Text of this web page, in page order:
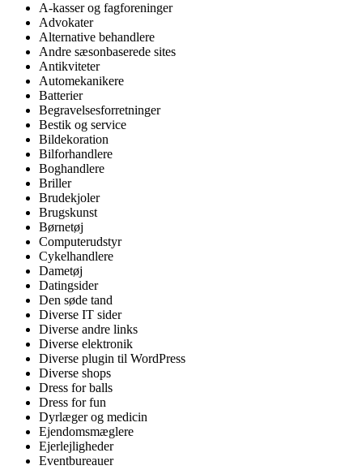
A-kasser og fagforeninger
Advokater
Alternative behandlere
Andre sæsonbaserede sites
Antikviteter
Automekanikere
Batterier
Begravelsesforretninger
Bestik og service
Bildekoration
Bilforhandlere
Boghandlere
Briller
Brudekjoler
Brugskunst
Børnetøj
Computerudstyr
Cykelhandlere
Dametøj
Datingsider
Den søde tand
Diverse IT sider
Diverse andre links
Diverse elektronik
Diverse plugin til WordPress
Diverse shops
Dress for balls
Dress for fun
Dyrlæger og medicin
Ejendomsmæglere
Ejerlejligheder
Eventbureauer